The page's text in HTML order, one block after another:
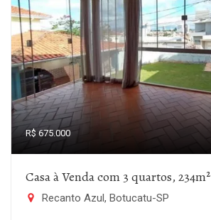
R$ 675.000
Casa à Venda com 3 quartos, 234m²
Recanto Azul, Botucatu-SP